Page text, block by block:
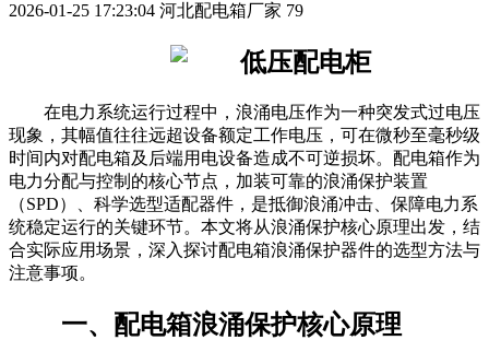
2026-01-25 17:23:04 河北配电箱厂家 79
在电力系统运行过程中，浪涌电压作为一种突发式过电压
现象，其幅值往往远超设备额定工作电压，可在微秒至毫秒级
时间内对配电箱及后端用电设备造成不可逆损坏。配电箱作为
电力分配与控制的核心节点，加装可靠的浪涌保护装置
（SPD）、科学选型适配器件，是抵御浪涌冲击、保障电力系
统稳定运行的关键环节。本文将从浪涌保护核心原理出发，结
合实际应用场景，深入探讨配电箱浪涌保护器件的选型方法与
注意事项。
一、配电箱浪涌保护核心原理